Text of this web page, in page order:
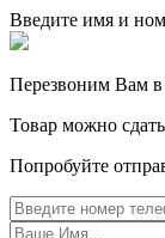
Введите имя и
Перезвоним Вам в
Товар можно
Попробуйте